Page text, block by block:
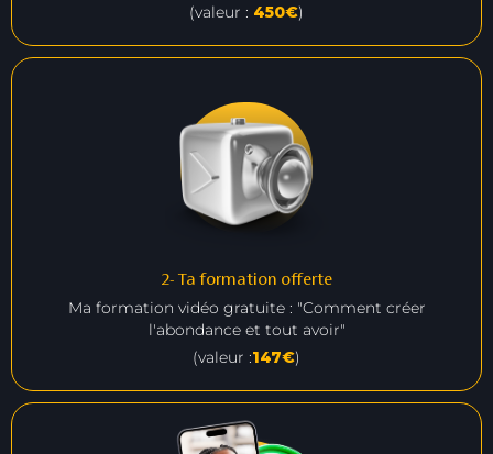
(valeur : 450€)
2- Ta formation offerte
Ma formation vidéo gratuite : "Comment créer
l'abondance et tout avoir"
(valeur :147€)